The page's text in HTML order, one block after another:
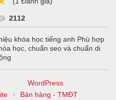
2112
khóa học tiếng anh Phù hợp
học, chuẩn seo và chuẩn di
WordPress
Bán hàng - TMĐT